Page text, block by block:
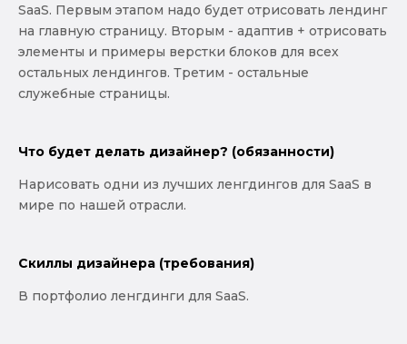
SaaS. Первым этапом надо будет отрисовать лендинг
на главную страницу. Вторым - адаптив + отрисовать
элементы и примеры верстки блоков для всех
остальных лендингов. Третим - остальные
служебные страницы.
Что будет делать дизайнер? (обязанности)
Нарисовать одни из лучших ленгдингов для SaaS в
мире по нашей отрасли.
Скиллы дизайнера (требования)
В портфолио ленгдинги для SaaS.